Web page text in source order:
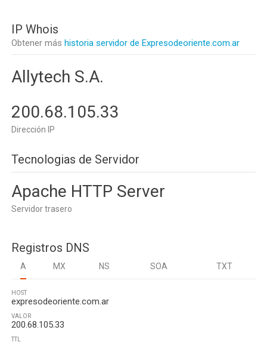
IP Whois
Obtener más historia servidor de Expresodeoriente.com.ar
Allytech S.A.
200.68.105.33
Dirección IP
Tecnologias de Servidor
Apache HTTP Server
Servidor trasero
Registros DNS
A MX NS SOA TXT
HOST
expresodeoriente.com.ar
VALOR
200.68.105.33
TTL